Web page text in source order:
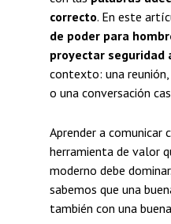
correcto. En este
de poder para
proyectar seguridad
contexto: una reunión,
o una conversación
Aprender a comunicar
herramienta de valor
moderno debe
sabemos que una
también con una